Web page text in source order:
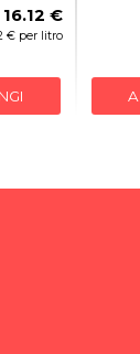
16.12 €
€ per litro